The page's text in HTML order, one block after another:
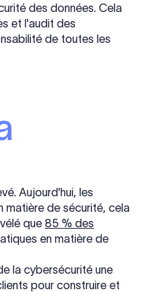
des données. Cela
et l'audit des
de toutes les
Aujourd'hui, les
matière de sécurité, cela
que 85 % des
en matière de
la cybersécurité une
pour construire et